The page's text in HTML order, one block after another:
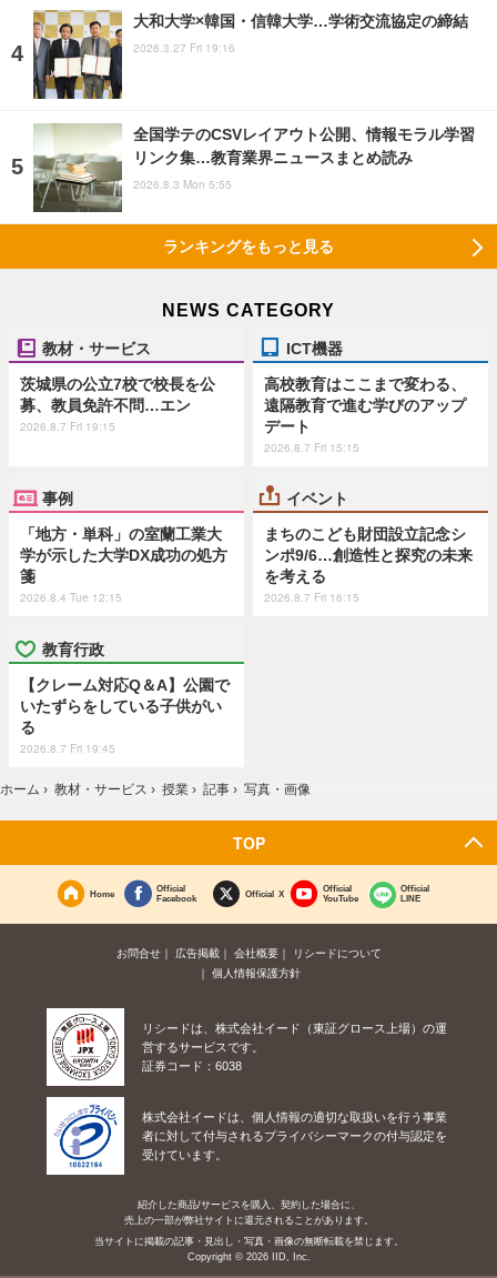
大和大学×韓国・信韓大学…学術交流協定の締結
2026.3.27 Fri 19:16
全国学テのCSVレイアウト公開、情報モラル学習
リンク集…教育業界ニュースまとめ読み
2026.8.3 Mon 5:55
ランキングをもっと見る
NEWS CATEGORY
教材・サービス
茨城県の公立7校で校長を公
募、教員免許不問…エン
2026.8.7 Fri 19:15
ICT機器
高校教育はここまで変わる、
遠隔教育で進む学びのアップ
デート
2026.8.7 Fri 15:15
事例
「地方・単科」の室蘭工業大
学が示した大学DX成功の処方
箋
2026.8.4 Tue 12:15
イベント
まちのこども財団設立記念シ
ンポ9/6…創造性と探究の未来
を考える
2026.8.7 Fri 16:15
教育行政
【クレーム対応Q＆A】公園で
いたずらをしている子供がい
る
2026.8.7 Fri 19:45
ホーム › 教材・サービス › 授業 › 記事 › 写真・画像
TOP
Home
Official
Facebook
Official X
Official
YouTube
Official
LINE
お問合せ 広告掲載 会社概要
リシードについて
個人情報保護方針
リシードは、株式会社イード（東証グロース上場）の運
営するサービスです。
証券コード：6038
株式会社イードは、個人情報の適切な取扱いを行う事業
者に対して付与されるプライバシーマークの付与認定を
受けています。
紹介した商品/サービスを購入、契約した場合に、
売上の一部が弊社サイトに還元されることがあります。
当サイトに掲載の記事・見出し・写真・画像の無断転載を禁じます。
Copyright © 2026 IID, Inc.